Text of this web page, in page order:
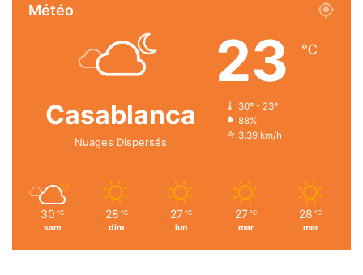
Météo
Casablanca
Nuages Dispersés
23 ℃
30º - 23º
88%
3.39 km/h
30 ℃
sam
28 ℃
dim
27 ℃
lun
27 ℃
mar
28 ℃
mer